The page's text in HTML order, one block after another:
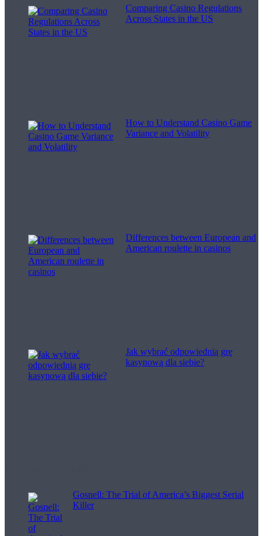
Comparing Casino Regulations
Across States in the US
How to Understand Casino Game
Variance and Volatility
Differences between European and
American roulette in casinos
Jak wybrać odpowiednią grę
kasynową dla siebie?
Gosnell: The Trial of America’s Biggest Serial
Killer